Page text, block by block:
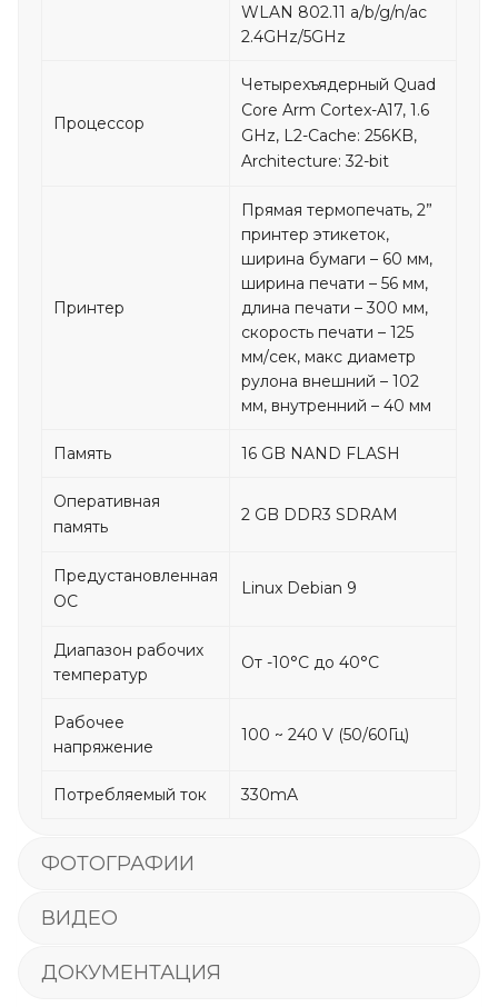
WLAN 802.11 a/b/g/n/ac
2.4GHz/5GHz
Процессор
Четырехъядерный Quad
Core Arm Cortex-A17, 1.6
GHz, L2-Cache: 256KB,
Architecture: 32-bit
Принтер
Прямая термопечать, 2”
принтер этикеток,
ширина бумаги – 60 мм,
ширина печати – 56 мм,
длина печати – 300 мм,
скорость печати – 125
мм/сек, макс диаметр
рулона внешний – 102
мм, внутренний – 40 мм
Память 16 GB NAND FLASH
Оперативная
память
2 GB DDR3 SDRAM
Предустановленная
ОС
Linux Debian 9
Диапазон рабочих
температур
От -10°C до 40°C
Рабочее
напряжение
100 ~ 240 V (50/60Гц)
Потребляемый ток 330mA
ФОТОГРАФИИ
ВИДЕО
ДОКУМЕНТАЦИЯ